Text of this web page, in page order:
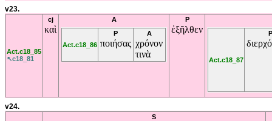
v23.
Act.c18_85
↖c18_81
cj
καὶ
A
Act.c18_86
P
ποιήσας
A
χρόνον
τινὰ
P
ἐξῆλθεν
Act.c18_87
v24.
S